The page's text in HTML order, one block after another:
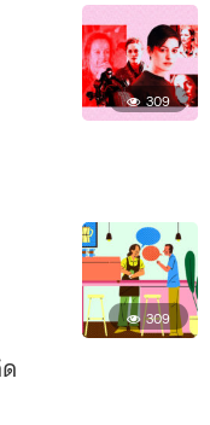
309
309